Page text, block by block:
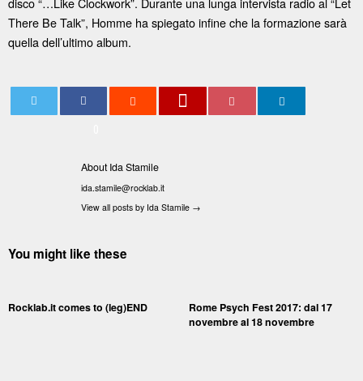
There Be Talk”, Homme ha spiegato infine che la formazione sarà
quella dell’ultimo album.
About Ida Stamile
ida.stamile@rocklab.it
View all posts by Ida Stamile →
You might like these
Rocklab.it comes to (leg)END
Rome Psych Fest 2017: dal 17
novembre al 18 novembre